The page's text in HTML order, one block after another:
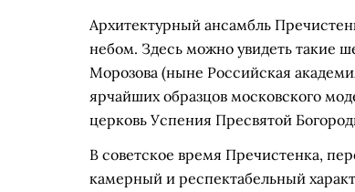
Архитектурный ансамбль
небом. Здесь можно увидеть такие
Морозова (ныне Российская
ярчайших образцов московского
церковь Успения Пресвятой
В советское время Пречистенка,
камерный и респектабельный